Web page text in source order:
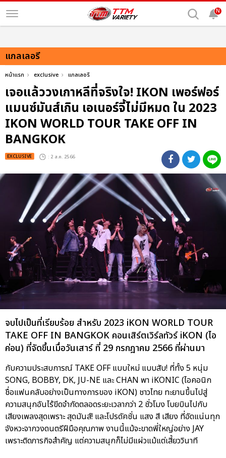
N
แกลเลอรี
หน้าแรก exclusive แกลเลอรี
เจอแล้ววงเกาหลีที่จริงใจ! IKON เพอร์ฟอร์
แมนซ์มันส์เกิน เอเนอร์จี้ไม่มีหมด ใน 2023
IKON WORLD TOUR TAKE OFF IN
BANGKOK
EXCLUSIVE : 2 ส.ค. 2566
จบไปเป็นที่เรียบร้อย สำหรับ 2023 iKON WORLD TOUR
TAKE OFF IN BANGKOK คอนเสิร์ตเวิร์ลทัวร์ iKON (ไอ
ค่อน) ที่จัดขึ้นเมื่อวันเสาร์ ที่ 29 กรกฎาคม 2566 ที่ผ่านมา
กับความประสบการณ์ TAKE OFF แบบใหม่ แบบสับ! ที่ทั้ง 5 หนุ่ม
SONG, BOBBY, DK, JU-NE และ CHAN พา iKONIC (ไอคอนิก
ชื่อแฟนคลับอย่างเป็นทางการของ iKON) ชาวไทย ทะยานขึ้นไปสู่
ความสนุกอันไร้ขีดจำกัดตลอดระยะเวลากว่า 2 ชั่วโมง โบยบินไปกับ
เสียงเพลงสุดเพราะ สุดมันส์! และโปรดัคชั่น แสง สี เสียง ที่อัดแน่นทุก
จังหวะจากวงดนตรีฝีมือคุณภาพ งานนี้แม้จะขาดพี่ใหญ่อย่าง JAY
เพราะติดภารกิจสำคัญ แต่ความสนุกก็ไม่มีแผ่วแม้แต่เสี้ยววินาที